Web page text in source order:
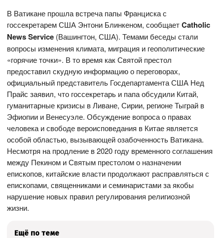
В Ватикане прошла встреча папы Франциска с
госсекретарем США Энтони Блинкеном, сообщаетCatholic
NewsService (Вашингтон, США). Темами беседы стали
вопросы изменения климата, миграция и геополитические
«горячие точки». В то время как Святой престол
предоставил скудную информацию о переговорах,
официальный представитель Госдепартамента США Нед
Прайс заявил, что госсекретарь и папа обсудили Китай,
гуманитарные кризисы в Ливане, Сирии, регионе Тыграй в
Эфиопии и Венесуэле. Обсуждение вопроса о правах
человека и свободе вероисповедания в Китае является
особой областью, вызывающей озабоченность Ватикана.
Несмотря на продление в 2020 году временного соглашения
между Пекином и Святым престолом о назначении
епископов, китайские власти продолжают расправляться с
епископами, священниками и семинаристами за якобы
нарушение новых правил регулирования религиозной
жизни.
Ещё по теме